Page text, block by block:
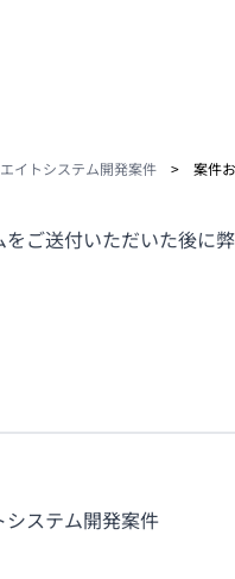
イトシステム開発案件 > 案件
ご送付いただいた後に
システム開発案件